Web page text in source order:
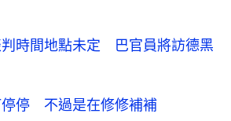
時間地點未定 巴官員將訪德黑
停停 不過是在修修補補